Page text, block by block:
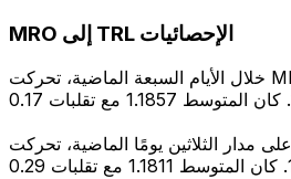
MRO إلى TRL الإحصائيات
خلال الأيام السبعة الماضية، تحركت MRO إلى TRL بين 1.1842 و
على مدار الثلاثين يومًا الماضية، تحركت MRO إلى TRL بين